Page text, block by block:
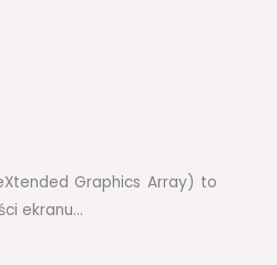
Graphics Array) to
ekranu…